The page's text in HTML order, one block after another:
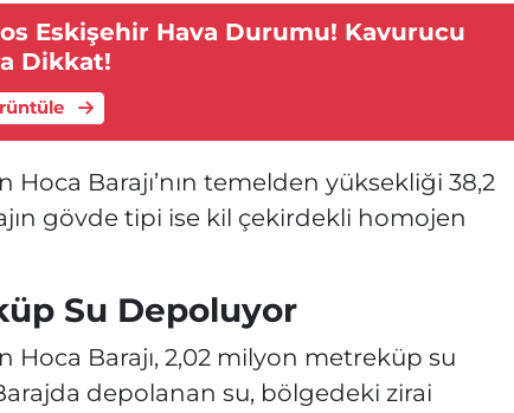
Eskişehir Hava Durumu! Kavurucu
Dikkat!
Hoca Barajı’nın temelden yüksekliği 38,2
gövde tipi ise kil çekirdekli homojen
Su Depoluyor
Hoca Barajı, 2,02 milyon metreküp su
depolanan su, bölgedeki zirai